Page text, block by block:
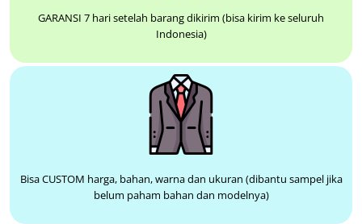
GARANSI 7 hari setelah barang dikirim (bisa kirim ke seluruh
Indonesia)
Bisa CUSTOM harga, bahan, warna dan ukuran (dibantu sampel jika
belum paham bahan dan modelnya)